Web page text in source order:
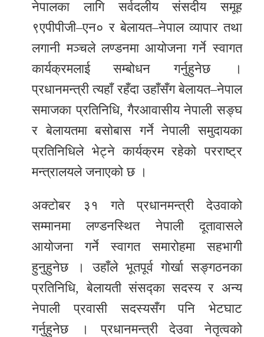
नेपालका लागि सर्वदलीय संसदीय समूह
९एपीपीजी–एन० र बेलायत–नेपाल व्यापार तथा
लगानी मञ्चले लण्डनमा आयोजना गर्ने स्वागत
कार्यक्रमलाई सम्बोधन गर्नुहुनेछ ।
प्रधानमन्त्री त्यहाँ रहँदा उहाँसँग बेलायत–नेपाल
समाजका प्रतिनिधि, गैरआवासीय नेपाली सङ्घ
र बेलायतमा बसोबास गर्ने नेपाली समुदायका
प्रतिनिधिले भेट्ने कार्यक्रम रहेको परराष्ट्र
मन्त्रालयले जनाएको छ ।
अक्टोबर ३१ गते प्रधानमन्त्री देउवाको
सम्मानमा लण्डनस्थित नेपाली दूतावासले
आयोजना गर्ने स्वागत समारोहमा सहभागी
हुनुहुनेछ । उहाँले भूतपूर्व गोर्खा सङ्गठनका
प्रतिनिधि, बेलायती संसद्का सदस्य र अन्य
नेपाली प्रवासी सदस्यसँग पनि भेटघाट
गर्नुहुनेछ । प्रधानमन्त्री देउवा नेतृत्वको